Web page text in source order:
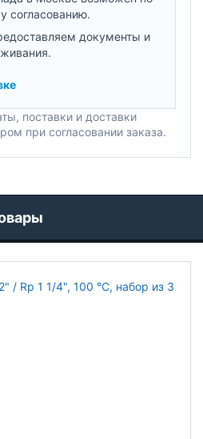
согласованию.
документы и
поставки и доставки
при согласовании заказа.